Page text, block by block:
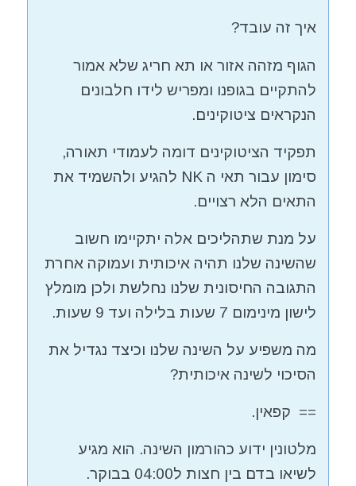
איך זה עובד?
הגוף מזהה אזור או תא חריג שלא אמור
להתקיים בגופנו ומפריש לידו חלבונים
הנקראים ציטוקינים.
תפקיד הציטוקינים דומה לעמודי תאורה,
סימון עבור תאי ה NK להגיע ולהשמיד את
התאים הלא רצויים.
על מנת שתהליכים אלה יתקיימו חשוב
שהשינה שלנו תהיה איכותית ועמוקה אחרת
התגובה החיסונית שלנו נחלשת ולכן מומלץ
לישון מינימום 7 שעות בלילה ועד 9 שעות.
מה משפיע על השינה שלנו וכיצד נגדיל את
הסיכוי לשינה איכותית?
== קפאין.
מלטונין ידוע כהורמון השינה. הוא מגיע
לשיאו בדם בין חצות ל04:00 בבוקר.